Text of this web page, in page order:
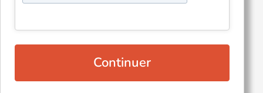
Continuer